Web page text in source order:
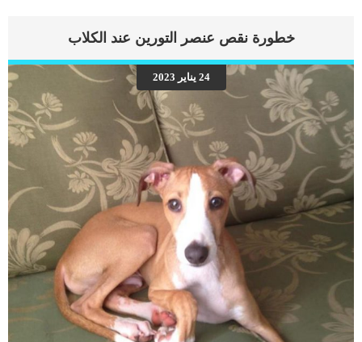
تقم القطط بالتبرز خلال 24 ساعة، أو إذا قامت بالتبرز كل 48 أو 72 ساعة. إذا لاحظت أن
الشهية أو الخوف من الأكل. ملاحظة زيادة القئ عند قطتك. بكاء القطة أثناء التبرز، أو
التبرز بكميات قليلة جدا وبعد معاناة. أسباب حدوث الإمساك في القطط يقول الخبراء
البيطريين أن أي […]
خطورة نقص عنصر التورين عند الكلاب
24 يناير 2023